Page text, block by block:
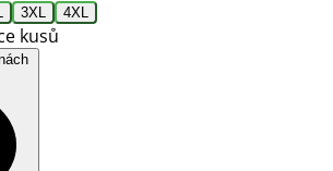
3XL 4XL
kusů